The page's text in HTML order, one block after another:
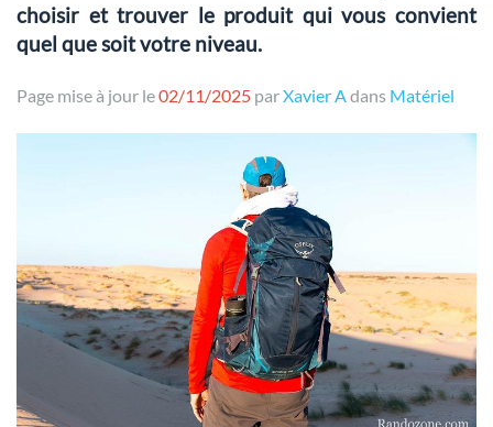
choisir et trouver le produit qui vous convient
quel que soit votre niveau.
Page mise à jour le02/11/2025 parXavier Adans Matériel